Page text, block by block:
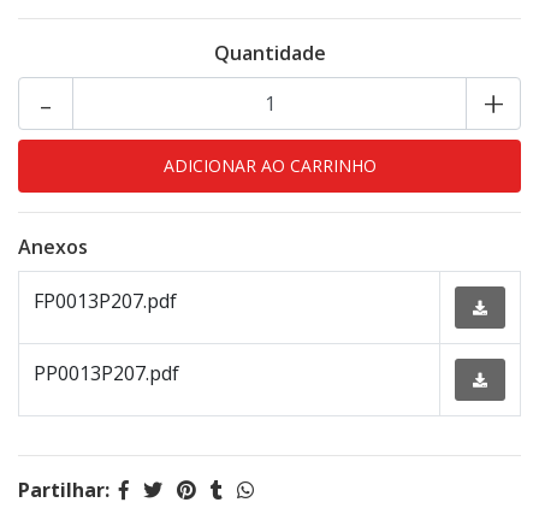
Quantidade
+
-
Anexos
FP0013P207.pdf
PP0013P207.pdf
Partilhar: